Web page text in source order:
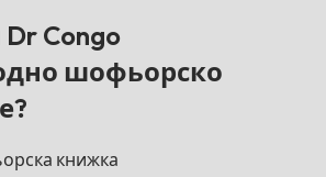
Congo
шофьорско
книжка